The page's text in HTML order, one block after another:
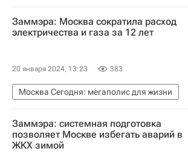
Заммэра: Москва сократила расход
электричества и газа за 12 лет
20 января 2024, 13:23 383
Москва Сегодня: мегаполис для жизни
Москва
Петр Бирюков
Городское хозяйство Москвы
Комплекс городского хозяйства Москвы
Заммэра: системная подготовка
позволяет Москве избегать аварий в
ЖКХ зимой